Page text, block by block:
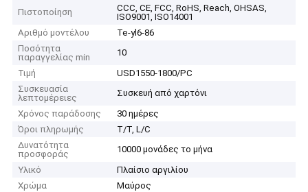
Πιστοποίηση
CCC, CE, FCC, RoHS, Reach, OHSAS,
ISO9001, ISO14001
Αριθμό μοντέλου
Te-yl6-86
Ποσότητα
παραγγελίας min
10
Τιμή
USD1550-1800/PC
Συσκευασία
λεπτομέρειες
Συσκευή από χαρτόνι
Χρόνος παράδοσης
30 ημέρες
Όροι πληρωμής
T/T, L/C
Δυνατότητα
προσφοράς
10000 μονάδες το μήνα
Υλικό
Πλαίσιο αργιλίου
Χρώμα
Μαύρος